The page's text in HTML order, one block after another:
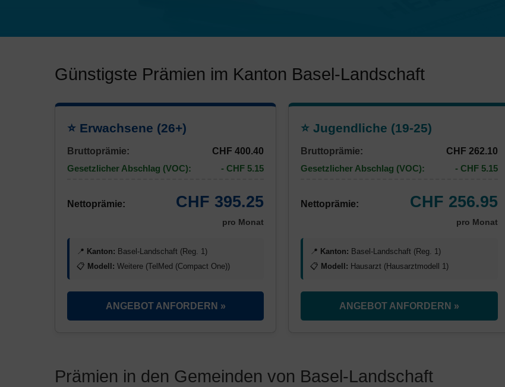
Günstigste Prämien im Kanton Basel-Landschaft
⭐ Erwachsene (26+)
Bruttoprämie:
CHF 400.40
Gesetzlicher Abschlag (VOC):
- CHF 5.15
Nettoprämie: CHF 395.25
pro Monat
📍 Kanton: Basel-Landschaft (Reg. 1)
📋 Modell: Weitere (TelMed (Compact One))
ANGEBOT ANFORDERN »
⭐ Jugendliche (19-25)
Bruttoprämie:
CHF 262.10
Gesetzlicher Abschlag (VOC):
- CHF 5.15
Nettoprämie: CHF 256.95
pro Monat
📍 Kanton: Basel-Landschaft (Reg. 1)
📋 Modell: Hausarzt (Hausarztmodell 1)
ANGEBOT ANFORDERN »
Prämien in den Gemeinden von Basel-Landschaft